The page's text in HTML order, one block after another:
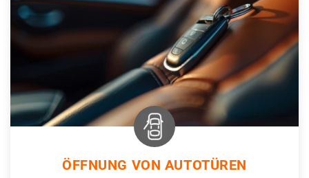
ÖFFNUNG VON AUTOTÜREN